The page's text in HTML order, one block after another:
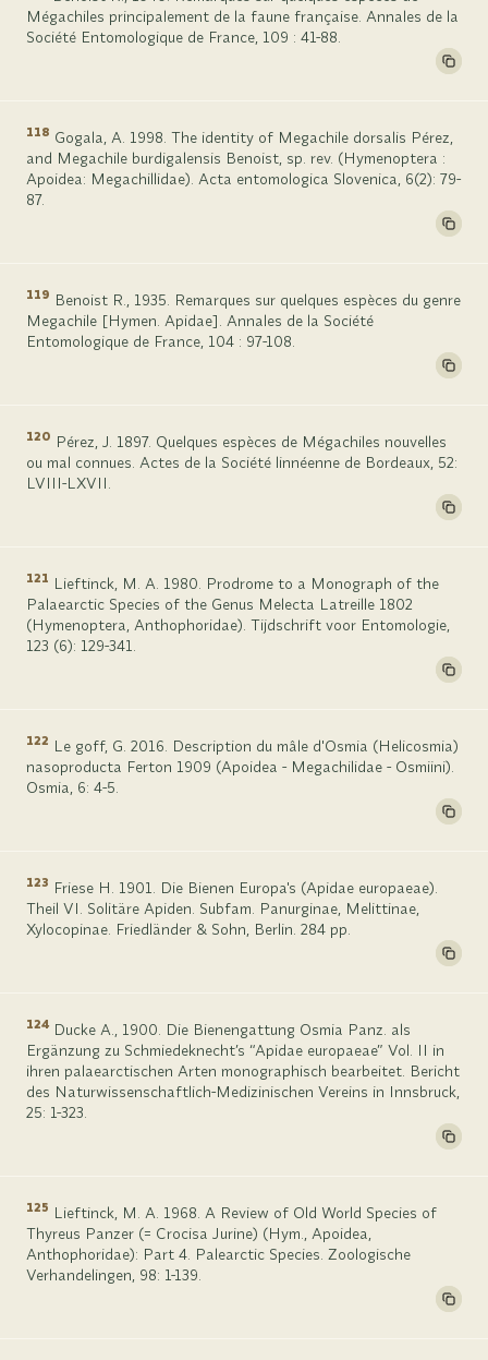
Mégachiles principalement de la faune française. Annales de la
Société Entomologique de France, 109 : 41-88.
118 Gogala, A. 1998. The identity of Megachile dorsalis Pérez,
and Megachile burdigalensis Benoist, sp. rev. (Hymenoptera :
Apoidea: Megachillidae). Acta entomologica Slovenica, 6(2): 79-
87.
119 Benoist R., 1935. Remarques sur quelques espèces du genre
Megachile [Hymen. Apidae]. Annales de la Société
Entomologique de France, 104 : 97-108.
120 Pérez, J. 1897. Quelques espèces de Mégachiles nouvelles
ou mal connues. Actes de la Société linnéenne de Bordeaux, 52:
LVIII-LXVII.
121 Lieftinck, M. A. 1980. Prodrome to a Monograph of the
Palaearctic Species of the Genus Melecta Latreille 1802
(Hymenoptera, Anthophoridae). Tijdschrift voor Entomologie,
123 (6): 129-341.
122 Le goff, G. 2016. Description du mâle d'Osmia (Helicosmia)
nasoproducta Ferton 1909 (Apoidea - Megachilidae - Osmiini).
Osmia, 6: 4-5.
123 Friese H. 1901. Die Bienen Europa's (Apidae europaeae).
Theil VI. Solitäre Apiden. Subfam. Panurginae, Melittinae,
Xylocopinae. Friedländer & Sohn, Berlin. 284 pp.
124 Ducke A., 1900. Die Bienengattung Osmia Panz. als
Ergänzung zu Schmiedeknecht’s “Apidae europaeae” Vol. II in
ihren palaearctischen Arten monographisch bearbeitet. Bericht
des Naturwissenschaftlich-Medizinischen Vereins in Innsbruck,
25: 1-323.
125 Lieftinck, M. A. 1968. A Review of Old World Species of
Thyreus Panzer (= Crocisa Jurine) (Hym., Apoidea,
Anthophoridae): Part 4. Palearctic Species. Zoologische
Verhandelingen, 98: 1-139.